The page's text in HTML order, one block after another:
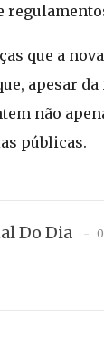
que a
apesar
não
públicas.
Do Dia